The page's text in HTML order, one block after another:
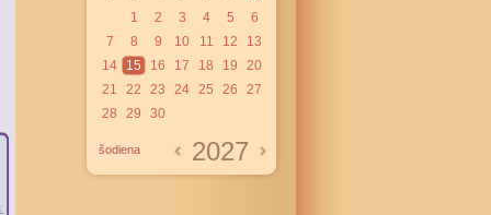
1
2 3 4 5
6
7
8 9 10 11 12
13
14
15 16 17 18 19
20
21
22 23 24 25 26
27
28
29 30
šodiena 2027